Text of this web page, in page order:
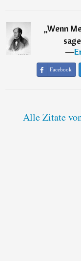
„Wenn
―
Facebook
Alle Zitate